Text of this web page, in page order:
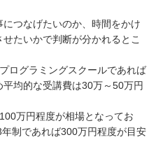
つなげたいのか、時間をかけ
たいかで判断が分かれるとこ
ログラミングスクールであれば
均的な受講費は30万～50万円
万円程度が相場となってお
制であれば300万円程度が目安